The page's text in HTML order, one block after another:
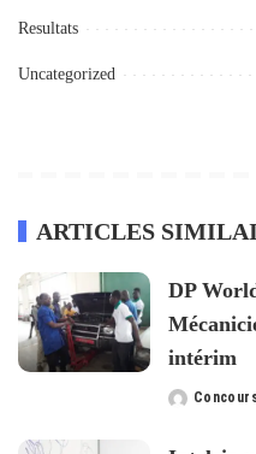
Resultats
Uncategorized
ARTICLES
DP
intérim
Posted